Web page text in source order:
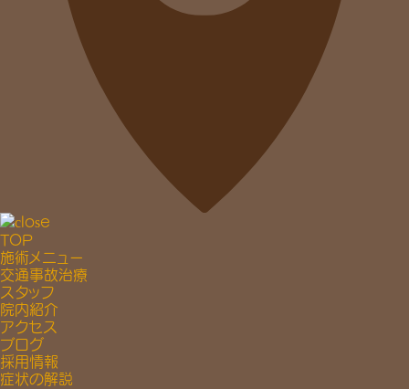
TOP
施術メニュー
交通事故治療
スタッフ
院内紹介
アクセス
ブログ
採用情報
症状の解説